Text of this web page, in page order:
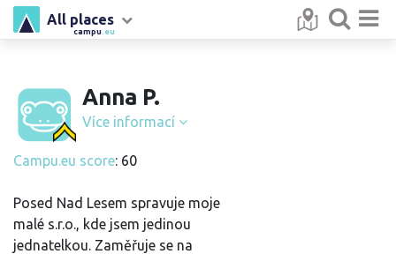
campu .eu
All places
Anna P.
Více informací
Campu.eu score: 60
Posed Nad Lesem spravuje moje
malé s.r.o., kde jsem jedinou
jednatelkou. Zaměřuje se na